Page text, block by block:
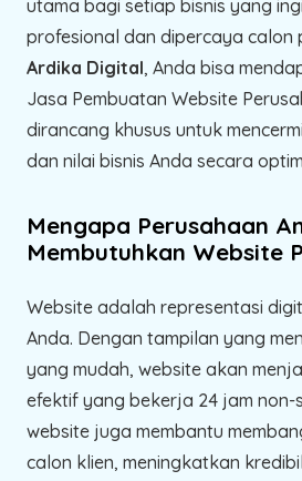
utama bagi setiap bisnis yang
profesional dan dipercaya calon
Ardika Digital, Anda bisa
Jasa Pembuatan Website
dirancang khusus untuk
dan nilai bisnis Anda secara
Mengapa Perusahaan
Membutuhkan Website
Website adalah representasi
Anda. Dengan tampilan yang
yang mudah, website akan
efektif yang bekerja 24 jam non-
website juga membantu
calon klien, meningkatkan